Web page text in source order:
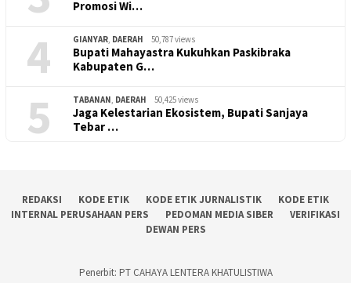
Promosi Wi…
4 GIANYAR, DAERAH 50,787 views
Bupati Mahayastra Kukuhkan Paskibraka
Kabupaten G…
5 TABANAN, DAERAH 50,425 views
Jaga Kelestarian Ekosistem, Bupati Sanjaya
Tebar …
REDAKSI KODE ETIK KODE ETIK JURNALISTIK
KODE ETIK
INTERNAL PERUSAHAAN PERS
PEDOMAN MEDIA SIBER
VERIFIKASI
DEWAN PERS
Penerbit: PT CAHAYA LENTERA KHATULISTIWA